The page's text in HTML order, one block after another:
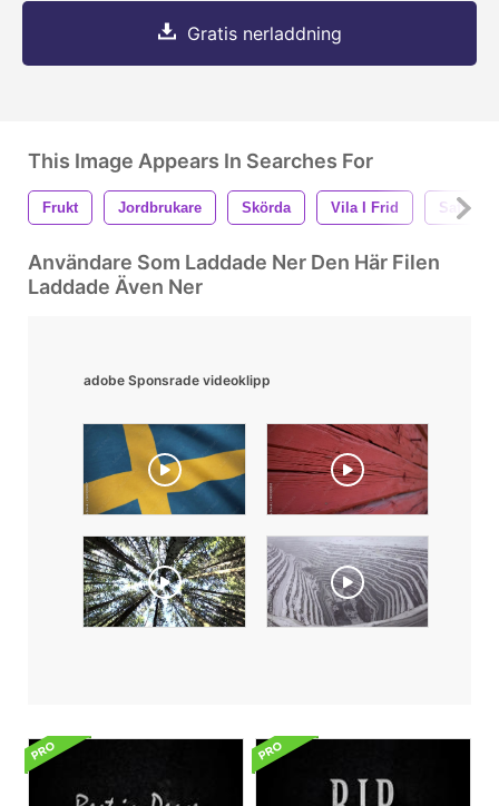
Gratis nerladdning
This Image Appears In Searches For
Frukt Jordbrukare Skörda Vila I Frid Saftig
Användare Som Laddade Ner Den Här Filen
Laddade Även Ner
adobe Sponsrade videoklipp